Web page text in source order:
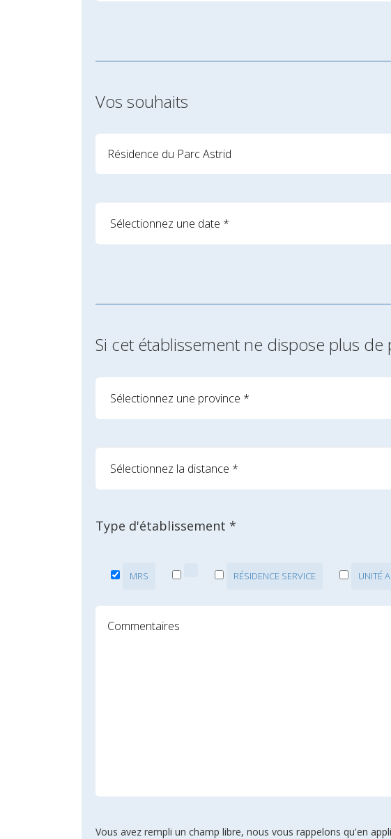
Vos souhaits
Si cet établissement ne dispose plus de
Type d'établissement *
MRS RÉSIDENCE SERVICE UNITÉ
Vous avez rempli un champ libre, nous vous rappelons qu'en